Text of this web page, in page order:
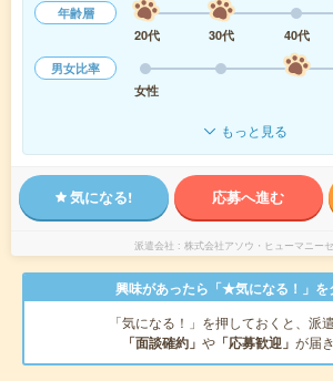
年齢層
20代
30代 40代
男女比率
女性
もっと見る
気になる! 応募へ進む
派遣会社 株式会社アソウ・ヒューマニー
興味があったら「★気になる！」を
「気になる！」を押しておくと、派
「面談確約」 や 「応募歓迎」 が届